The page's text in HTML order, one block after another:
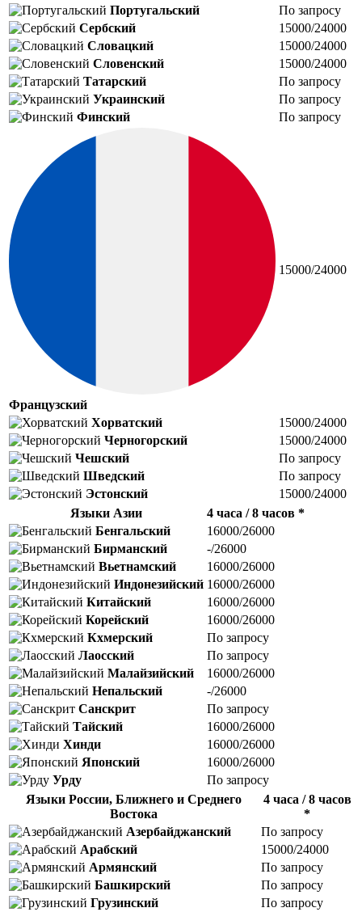
Португальский
По запросу
Сербский
15000/24000
Словацкий
15000/24000
Словенский
15000/24000
Татарский
По запросу
Украинский
По запросу
Финский
По запросу
Французский
15000/24000
Хорватский
15000/24000
Черногорский
15000/24000
Чешский
По запросу
Шведский
По запросу
Эстонский
15000/24000
Языки Азии
4 часа / 8 часов *
Бенгальский
16000/26000
Бирманский
-/26000
Вьетнамский
16000/26000
Индонезийский 16000/26000
Китайский
16000/26000
Корейский
16000/26000
Кхмерский
По запросу
Лаосский
По запросу
Малайзийский
16000/26000
Непальский
-/26000
Санскрит
По запросу
Тайский
16000/26000
Хинди
16000/26000
Японский
16000/26000
Урду
По запросу
Языки России, Ближнего и Среднего
Востока
4 часа / 8 часов
*
Азербайджанский
По запросу
Арабский
15000/24000
Армянский
По запросу
Башкирский
По запросу
Грузинский
По запросу